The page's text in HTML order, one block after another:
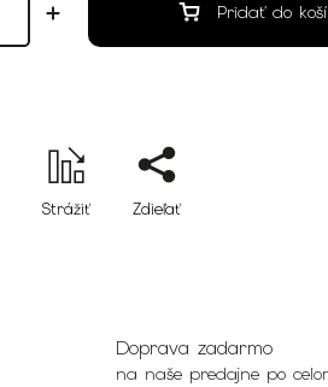
Pridať do
Strážiť Zdieľať
Doprava zadarmo
na naše predajne po